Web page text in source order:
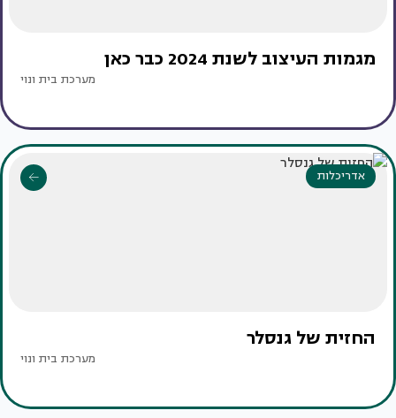
מגמות העיצוב לשנת 2024 כבר כאן
מערכת בית ונוי
אדריכלות
החזית של גנסלר
מערכת בית ונוי